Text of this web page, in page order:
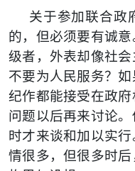
关于参加联合政
的，但必须要有诚
级者，外表却像社
不要为人民服务？
纪作都能接受在政
问题以后再来讨论
时才来谈和加以实
情很多，但很多时